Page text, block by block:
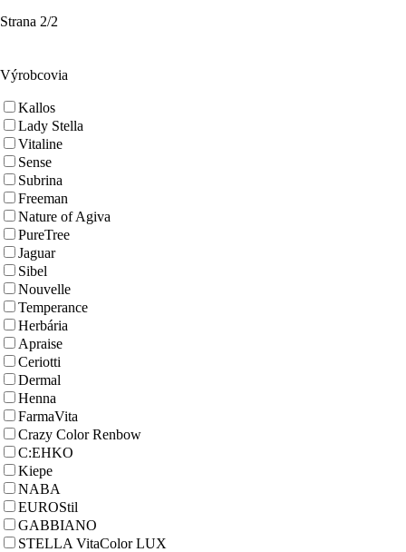
Strana 2/2
Výrobcovia
Kallos
Lady Stella
Vitaline
Sense
Subrina
Freeman
Nature of Agiva
PureTree
Jaguar
Sibel
Nouvelle
Temperance
Herbária
Apraise
Ceriotti
Dermal
Henna
FarmaVita
Crazy Color Renbow
C:EHKO
Kiepe
NABA
EUROStil
GABBIANO
STELLA VitaColor LUX